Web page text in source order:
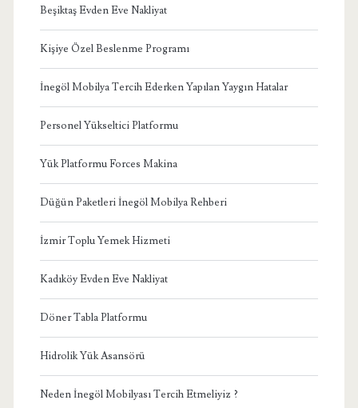
Beşiktaş Evden Eve Nakliyat
Kişiye Özel Beslenme Programı
İnegöl Mobilya Tercih Ederken Yapılan Yaygın Hatalar
Personel Yükseltici Platformu
Yük Platformu Forces Makina
Düğün Paketleri İnegöl Mobilya Rehberi
İzmir Toplu Yemek Hizmeti
Kadıköy Evden Eve Nakliyat
Döner Tabla Platformu
Hidrolik Yük Asansörü
Neden İnegöl Mobilyası Tercih Etmeliyiz ?